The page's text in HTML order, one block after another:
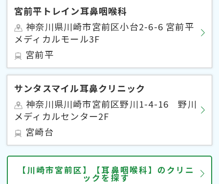
宮前平トレイン耳鼻咽喉科
神奈川県川崎市宮前区小台2-6-6 宮前平
メディカルモール3F
宮前平
サンタスマイル耳鼻クリニック
神奈川県川崎市宮前区野川1-4-16 野川
メディカルセンター2F
宮崎台
【川崎市宮前区】【耳鼻咽喉科】のクリニ
ックを探す